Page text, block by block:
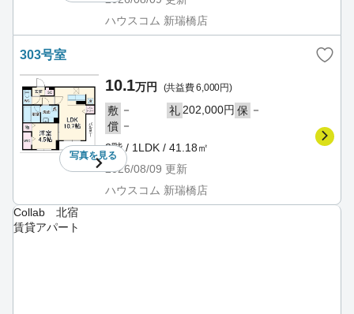
ハウスコム 新瑞橋店
303号室
写真を見る
10.1万円 (共益費 6,000円)
敷 － 礼202,000円 保 －
償 －
3階 / 1LDK / 41.18㎡
2026/08/09 更新
ハウスコム 新瑞橋店
Collab 北宿
賃貸アパート